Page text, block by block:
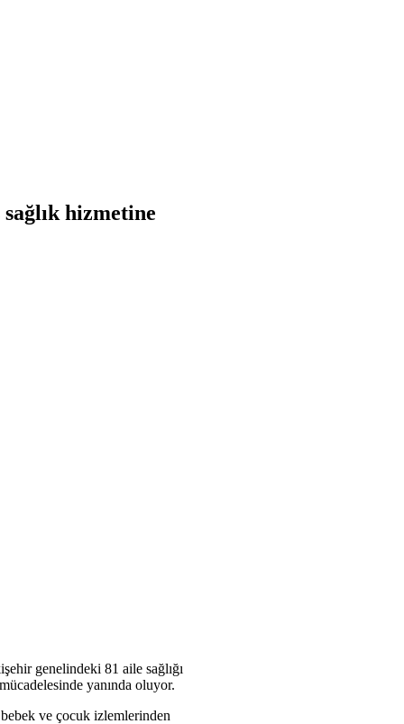
hizmetine
genelindeki 81 aile sağlığı
yanında oluyor.
ve çocuk izlemlerinden